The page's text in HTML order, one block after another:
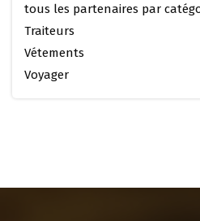
tous les partenaires par
Traiteurs
Vétements
Voyager